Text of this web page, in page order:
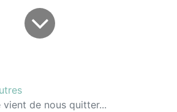
de nous quitter...